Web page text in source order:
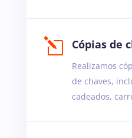
l Cópias de
Realizamos
de chaves,
cadeados,